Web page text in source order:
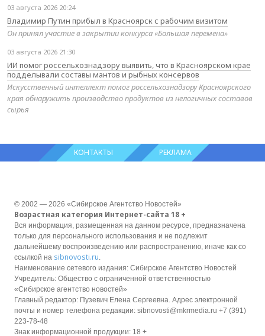
03 августа 2026 20:24
Владимир Путин прибыл в Красноярск с рабочим визитом
Он принял участие в закрытии конкурса «Большая перемена»
03 августа 2026 21:30
ИИ помог россельхознадзору выявить, что в Красноярском крае
подделывали составы мантов и рыбных консервов
Искусственный интеллект помог россельхознадзору Красноярского
края обнаружить производство продуктов из нелогичных составов
сырья
КОНТАКТЫ РЕКЛАМА
© 2002 — 2026 «Сибирское Агентство Новостей»
Возрастная категория Интернет-сайта 18 +
Вся информация, размещенная на данном ресурсе, предназначена
только для персонального использования и не подлежит
дальнейшему воспроизведению или распространению, иначе как со
ссылкой на sibnovosti.ru.
Наименование сетевого издания: Сибирское Агентство Новостей
Учредитель: Общество с ограниченной ответственностью
«Сибирское агентство новостей»
Главный редактор: Пузевич Елена Сергеевна. Адрес электронной
почты и номер телефона редакции: sibnovosti@mkrmedia.ru +7 (391)
223-78-48
Знак информационной продукции: 18 +